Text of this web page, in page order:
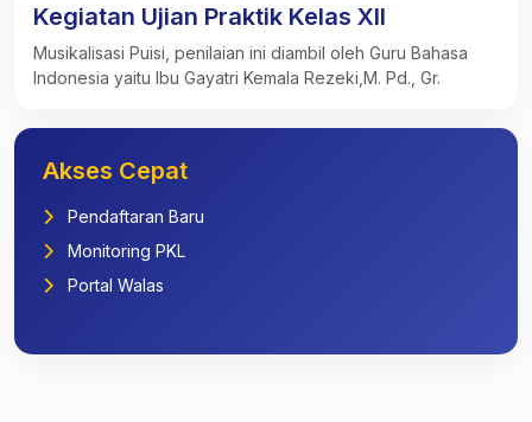
Kegiatan Ujian Praktik Kelas XII
Musikalisasi Puisi, penilaian ini diambil oleh Guru Bahasa
Indonesia yaitu Ibu Gayatri Kemala Rezeki,M. Pd., Gr.
Akses Cepat
Pendaftaran Baru
Monitoring PKL
Portal Walas